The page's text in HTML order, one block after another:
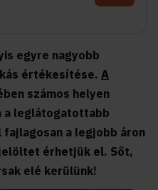
egyre nagyobb
értékesítése. A
számos helyen
a leglátogatottabb
a legjobb áron
érhetjük el. Sőt,
elé kerülünk!